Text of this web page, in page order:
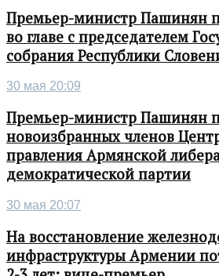
Премьер-министр Пашинян
во главе с председателем
собрания Республики
30 мая 20:09
Премьер-министр Пашинян
новоизбранных членов
правления Армянской
демократической партии
30 мая 20:07
На восстановление
инфраструктуры Армении